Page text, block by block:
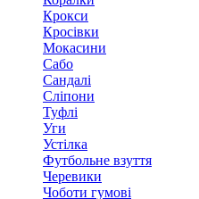
Крокси
Кросівки
Мокасини
Сабо
Сандалі
Сліпони
Туфлі
Уги
Устілка
Футбольне взуття
Черевики
Чоботи гумові